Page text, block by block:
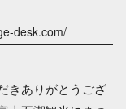
desk.com/
きありがとうござ